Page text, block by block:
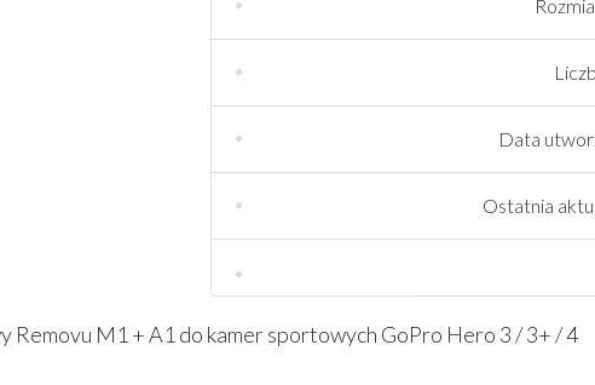
Data
Ostatnia
M1 + A1 do kamer sportowych GoPro Hero 3 / 3+ / 4